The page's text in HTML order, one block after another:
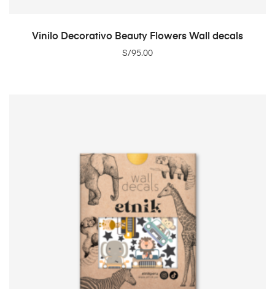
ADD TO CART
Vinilo Decorativo Beauty Flowers Wall decals
S/95.00